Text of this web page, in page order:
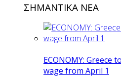
ΣΗΜΑΝΤΙΚΑ ΝΕΑ
ECONOMY: Greece
wage from April 1